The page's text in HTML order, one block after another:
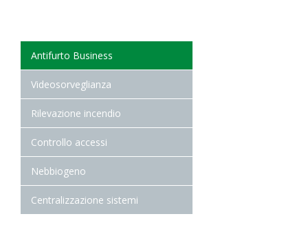
Antifurto Business
Videosorveglianza
Rilevazione incendio
Controllo accessi
Nebbiogeno
Centralizzazione sistemi